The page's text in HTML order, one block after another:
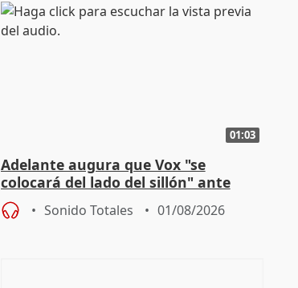
01:03
Adelante augura que Vox "se
colocará del lado del sillón" ante
iniciativas de la oposición
Sonido Totales 01/08/2026